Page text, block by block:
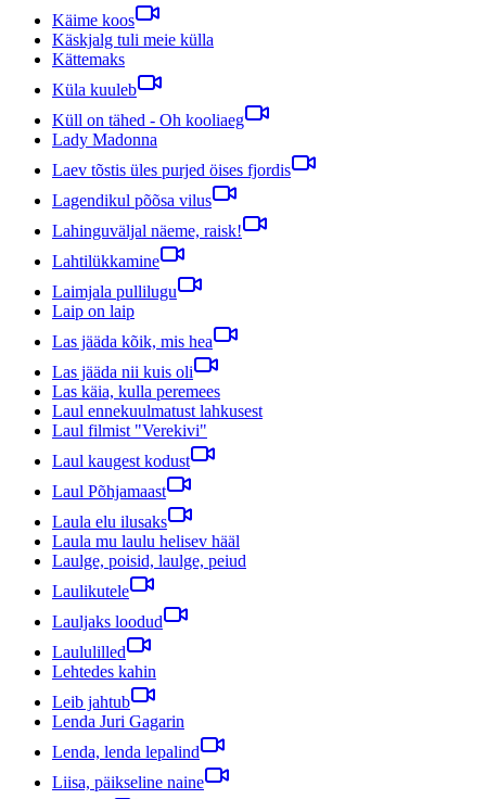
Käime koos
Käskjalg tuli meie külla
Kättemaks
Küla kuuleb
Küll on tähed - Oh kooliaeg
Lady Madonna
Laev tõstis üles purjed öises fjordis
Lagendikul põõsa vilus
Lahinguväljal näeme, raisk!
Lahtilükkamine
Laimjala pullilugu
Laip on laip
Las jääda kõik, mis hea
Las jääda nii kuis oli
Las käia, kulla peremees
Laul ennekuulmatust lahkusest
Laul filmist "Verekivi"
Laul kaugest kodust
Laul Põhjamaast
Laula elu ilusaks
Laula mu laulu helisev hääl
Laulge, poisid, laulge, peiud
Laulikutele
Lauljaks loodud
Laululilled
Lehtedes kahin
Leib jahtub
Lenda Juri Gagarin
Lenda, lenda lepalind
Liisa, päikseline naine